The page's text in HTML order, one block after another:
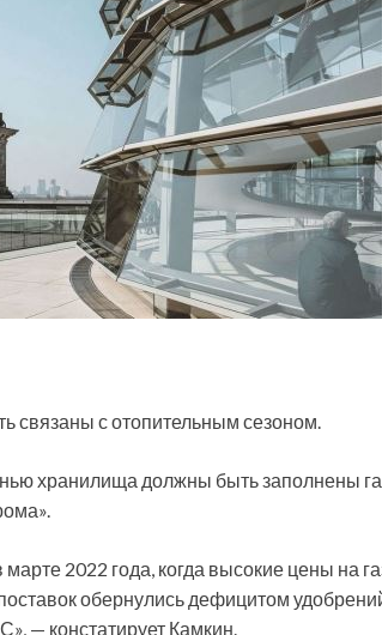
связаны с отопительным сезоном.
хранилища должны быть заполнены
2022 года, когда высокие цены на
обернулись дефицитом
— констатирует Камкин.